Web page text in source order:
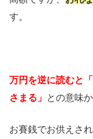
す。
万円を逆に読むと
さまる」 との意味
お賽銭でお供えさ